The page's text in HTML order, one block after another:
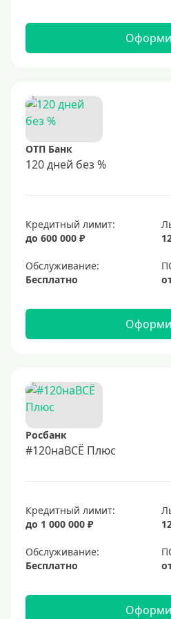
ОТП Банк
120 дней без %
Кредитный лимит:
до 600 000 ₽
Обслуживание:
Бесплатно
Росбанк
#120наВСЁ Плюс
Кредитный лимит:
до 1 000 000 ₽
Обслуживание:
Бесплатно